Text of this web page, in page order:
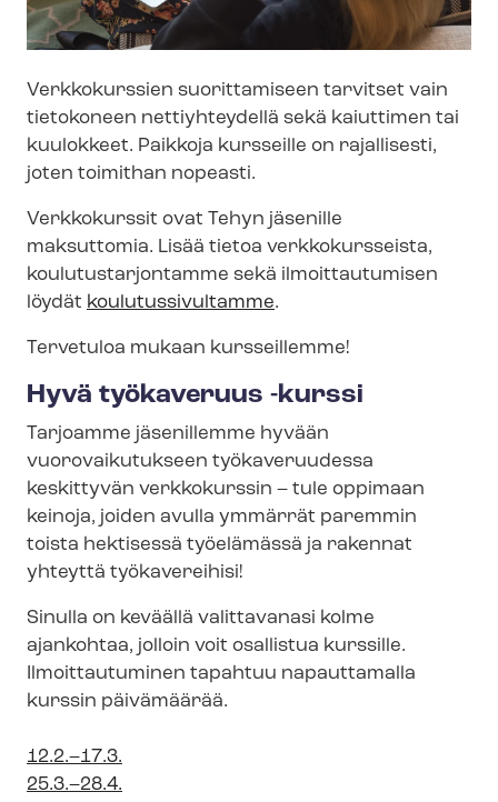
Verkkokurssien suorittamiseen tarvitset vain
tietokoneen nettiyhteydellä sekä kaiuttimen tai
kuulokkeet. Paikkoja kursseille on rajallisesti,
joten toimithan nopeasti.
Verkkokurssit ovat Tehyn jäsenille
maksuttomia. Lisää tietoa verkkokursseista,
kou­lu­tus­tar­jon­tam­me sekä ilmoittautumisen
löydät kou­lu­tus­si­vul­tam­me.
Tervetuloa mukaan kursseillemme!
Hyvä työkaveruus -kurssi
Tarjoamme jäsenillemme hyvään
vuorovaikutukseen työkaveruudessa
keskittyvän verkkokurssin – tule oppimaan
keinoja, joiden avulla ymmärrät paremmin
toista hektisessä työelämässä ja rakennat
yhteyttä työkavereihisi!
Sinulla on keväällä valittavanasi kolme
ajankohtaa, jolloin voit osallistua kurssille.
Ilmoittautuminen tapahtuu napauttamalla
kurssin päivämäärää.
12.2.–17.3.
25.3.–28.4.